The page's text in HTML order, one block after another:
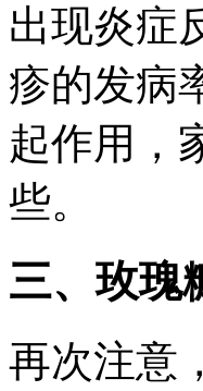
出现炎症
疹的发病
起作用，
些。
三、玫瑰
再次注意